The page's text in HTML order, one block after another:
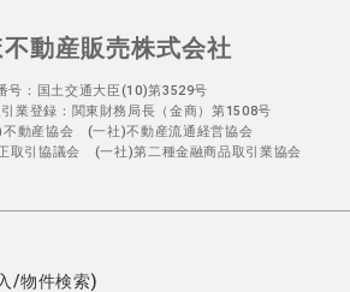
動産販売株式会社
号：国土交通大臣(10)第3529号
業登録：関東財務局長（金商）第1508号
不動産協会 (一社)不動産流通経営協会
取引協議会 (一社)第二種金融商品取引業協会
/物件検索)